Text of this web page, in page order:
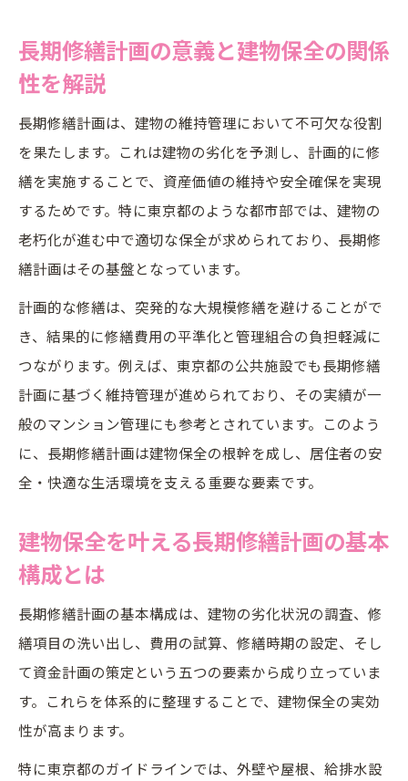
東京都における長期修繕計画の最新動向を探る
東京都の最新長期修繕計画ガイドラインを
紹介
東京都財務局による建物保全データの活用
法
主要施設の10か年維持更新計画の特徴を解
説
東京都の建築保全部が示す保全計画のポイ
ント
東京都建築士会の長期修繕計画に関する提
言
長期修繕計画の作成は誰が担うのか実務解説
長期修繕計画の作成主体と責任分担の実際
管理組合と専門家の長期修繕計画作成範囲
とは
準
実務上求められる長期修繕計画作成手順を
解説
委託契約と長期修繕計画の関係を見極める
視点
見直し時期の目安と建物保全への影響とは
長期修繕計画は何年ごとに見直すべきか解
説
長期修繕計画の意義と建物保全の関係
性を解説
長期修繕計画は、建物の維持管理において不可欠な役割
を果たします。これは建物の劣化を予測し、計画的に修
繕を実施することで、資産価値の維持や安全確保を実現
するためです。特に東京都のような都市部では、建物の
老朽化が進む中で適切な保全が求められており、長期修
繕計画はその基盤となっています。
計画的な修繕は、突発的な大規模修繕を避けることがで
き、結果的に修繕費用の平準化と管理組合の負担軽減に
つながります。例えば、東京都の公共施設でも長期修繕
計画に基づく維持管理が進められており、その実績が一
般のマンション管理にも参考とされています。このよう
に、長期修繕計画は建物保全の根幹を成し、居住者の安
全・快適な生活環境を支える重要な要素です。
建物保全を叶える長期修繕計画の基本
構成とは
長期修繕計画の基本構成は、建物の劣化状況の調査、修
繕項目の洗い出し、費用の試算、修繕時期の設定、そし
て資金計画の策定という五つの要素から成り立っていま
す。これらを体系的に整理することで、建物保全の実効
性が高まります。
特に東京都のガイドラインでは、外壁や屋根、給排水設